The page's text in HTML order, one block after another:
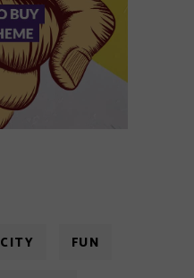
CITY FUN